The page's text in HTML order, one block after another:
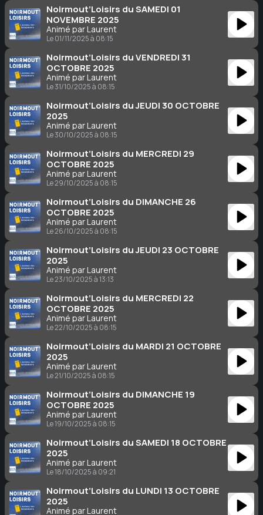
Noirmout’Loisirs du SAMEDI 01
NOVEMBRE 2025
Animé par Laurent
Le 01/11/2025 à 08:15
Noirmout’Loisirs du VENDREDI 31
OCTOBRE 2025
Animé par Laurent
Le 31/10/2025 à 08:15
Noirmout’Loisirs du JEUDI 30 OCTOBRE
2025
Animé par Laurent
Le 30/10/2025 à 08:15
Noirmout’Loisirs du MERCREDI 29
OCTOBRE 2025
Animé par Laurent
Le 29/10/2025 à 08:15
Noirmout’Loisirs du DIMANCHE 26
OCTOBRE 2025
Animé par Laurent
Le 26/10/2025 à 08:15
Noirmout’Loisirs du JEUDI 23 OCTOBRE
2025
Animé par Laurent
Le 23/10/2025 à 13:13
Noirmout’Loisirs du MERCREDI 22
OCTOBRE 2025
Animé par Laurent
Le 22/10/2025 à 08:15
Noirmout’Loisirs du MARDI 21 OCTOBRE
2025
Animé par Laurent
Le 21/10/2025 à 08:15
Noirmout’Loisirs du DIMANCHE 19
OCTOBRE 2025
Animé par Laurent
Le 19/10/2025 à 08:15
Noirmout’Loisirs du SAMEDI 18 OCTOBRE
2025
Animé par Laurent
Le 18/10/2025 à 09:21
Noirmout’Loisirs du LUNDI 13 OCTOBRE
2025
Animé par Laurent